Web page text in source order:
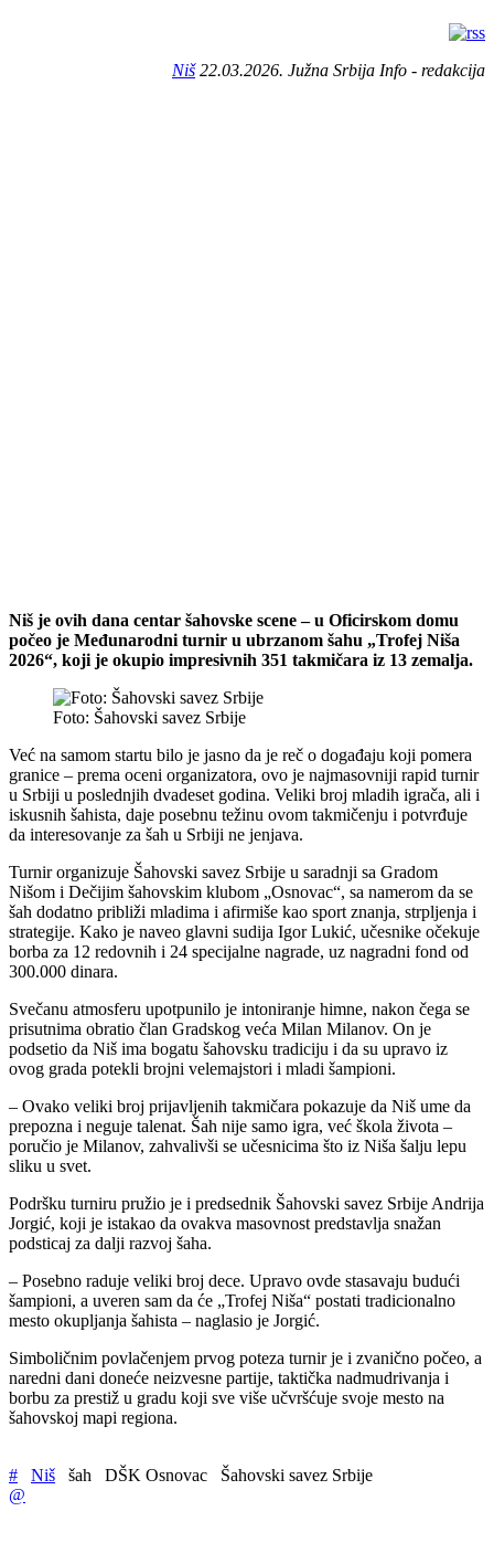
Niš22.03.2026. Južna Srbija Info - redakcija
Niš je ovih dana centar šahovske scene – u Oficirskom domu
počeo je Međunarodni turnir u ubrzanom šahu „Trofej Niša
2026“, koji je okupio impresivnih 351 takmičara iz 13 zemalja.
Foto: Šahovski savez Srbije
Već na samom startu bilo je jasno da je reč o događaju koji pomera
granice – prema oceni organizatora, ovo je najmasovniji rapid turnir
u Srbiji u poslednjih dvadeset godina. Veliki broj mladih igrača, ali i
iskusnih šahista, daje posebnu težinu ovom takmičenju i potvrđuje
da interesovanje za šah u Srbiji ne jenjava.
Turnir organizuje Šahovski savez Srbije u saradnji sa Gradom
Nišom i Dečijim šahovskim klubom „Osnovac“, sa namerom da se
šah dodatno približi mladima i afirmiše kao sport znanja, strpljenja i
strategije. Kako je naveo glavni sudija Igor Lukić, učesnike očekuje
borba za 12 redovnih i 24 specijalne nagrade, uz nagradni fond od
300.000 dinara.
Svečanu atmosferu upotpunilo je intoniranje himne, nakon čega se
prisutnima obratio član Gradskog veća Milan Milanov. On je
podsetio da Niš ima bogatu šahovsku tradiciju i da su upravo iz
ovog grada potekli brojni velemajstori i mladi šampioni.
– Ovako veliki broj prijavljenih takmičara pokazuje da Niš ume da
prepozna i neguje talenat. Šah nije samo igra, već škola života –
poručio je Milanov, zahvalivši se učesnicima što iz Niša šalju lepu
sliku u svet.
Podršku turniru pružio je i predsednik Šahovski savez Srbije Andrija
Jorgić, koji je istakao da ovakva masovnost predstavlja snažan
podsticaj za dalji razvoj šaha.
– Posebno raduje veliki broj dece. Upravo ovde stasavaju budući
šampioni, a uveren sam da će „Trofej Niša“ postati tradicionalno
mesto okupljanja šahista – naglasio je Jorgić.
Simboličnim povlačenjem prvog poteza turnir je i zvanično počeo, a
naredni dani doneće neizvesne partije, taktička nadmudrivanja i
borbu za prestiž u gradu koji sve više učvršćuje svoje mesto na
šahovskoj mapi regiona.
# Niš šah DŠK Osnovac
Šahovski savez Srbije
@